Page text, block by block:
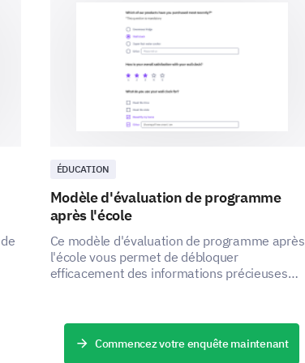
PROPULSÉ PAR
ÉDUCATION
Modèle d'évaluation de programme
après l'école
Ce modèle d'évaluation de programme après
l'école vous permet de débloquer
efficacement des informations précieuses
Commencez votre enquête maintenant